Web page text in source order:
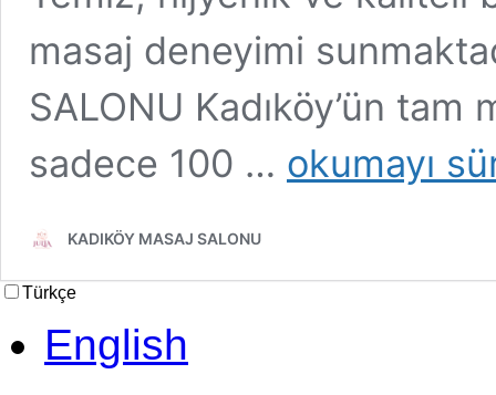
masaj deneyimi
SALONU Kadıköy’ün
sadece 100 …
Ataşehir
Masaj
okumayı
KADIKÖY MASAJ SALONU
Türkçe
English